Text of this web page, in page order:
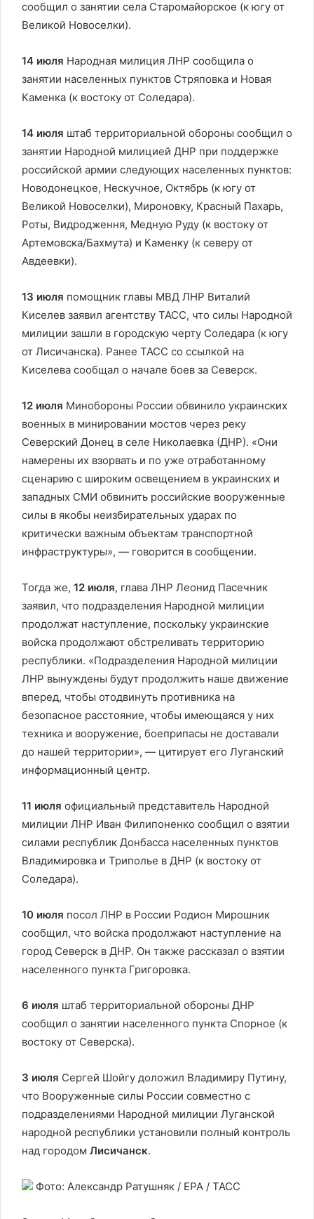
сообщил о занятии села Старомайорское (к югу от
Великой Новоселки).
14 июля Народная милиция ЛНР сообщила о
занятии населенных пунктов Стряповка и Новая
Каменка (к востоку от Соледара).
14 июля штаб территориальной обороны сообщил о
занятии Народной милицией ДНР при поддержке
российской армии следующих населенных пунктов:
Новодонецкое, Нескучное, Октябрь (к югу от
Великой Новоселки), Мироновку, Красный Пахарь,
Роты, Видродження, Медную Руду (к востоку от
Артемовска/Бахмута) и Каменку (к северу от
Авдеевки).
13 июля помощник главы МВД ЛНР Виталий
Киселев заявил агентству ТАСС, что силы Народной
милиции зашли в городскую черту Соледара (к югу
от Лисичанска). Ранее ТАСС со ссылкой на
Киселева сообщал о начале боев за Северск.
12 июля Минобороны России обвинило украинских
военных в минировании мостов через реку
Северский Донец в селе Николаевка (ДНР). «Они
намерены их взорвать и по уже отработанному
сценарию с широким освещением в украинских и
западных СМИ обвинить российские вооруженные
силы в якобы неизбирательных ударах по
критически важным объектам транспортной
инфраструктуры», — говорится в сообщении.
Тогда же, 12 июля, глава ЛНР Леонид Пасечник
заявил, что подразделения Народной милиции
продолжат наступление, поскольку украинские
войска продолжают обстреливать территорию
республики. «Подразделения Народной милиции
ЛНР вынуждены будут продолжить наше движение
вперед, чтобы отодвинуть противника на
безопасное расстояние, чтобы имеющаяся у них
техника и вооружение, боеприпасы не доставали
до нашей территории», — цитирует его Луганский
информационный центр.
11 июля официальный представитель Народной
милиции ЛНР Иван Филипоненко сообщил о взятии
силами республик Донбасса населенных пунктов
Владимировка и Триполье в ДНР (к востоку от
Соледара).
10 июля посол ЛНР в России Родион Мирошник
сообщил, что войска продолжают наступление на
город Северск в ДНР. Он также рассказал о взятии
населенного пункта Григоровка.
6 июля штаб территориальной обороны ДНР
сообщил о занятии населенного пункта Спорное (к
востоку от Северска).
3 июля Сергей Шойгу доложил Владимиру Путину,
что Вооруженные силы России совместно с
подразделениями Народной милиции Луганской
народной республики установили полный контроль
над городом Лисичанск.
Фото: Александр Ратушняк / EPA / ТАСС